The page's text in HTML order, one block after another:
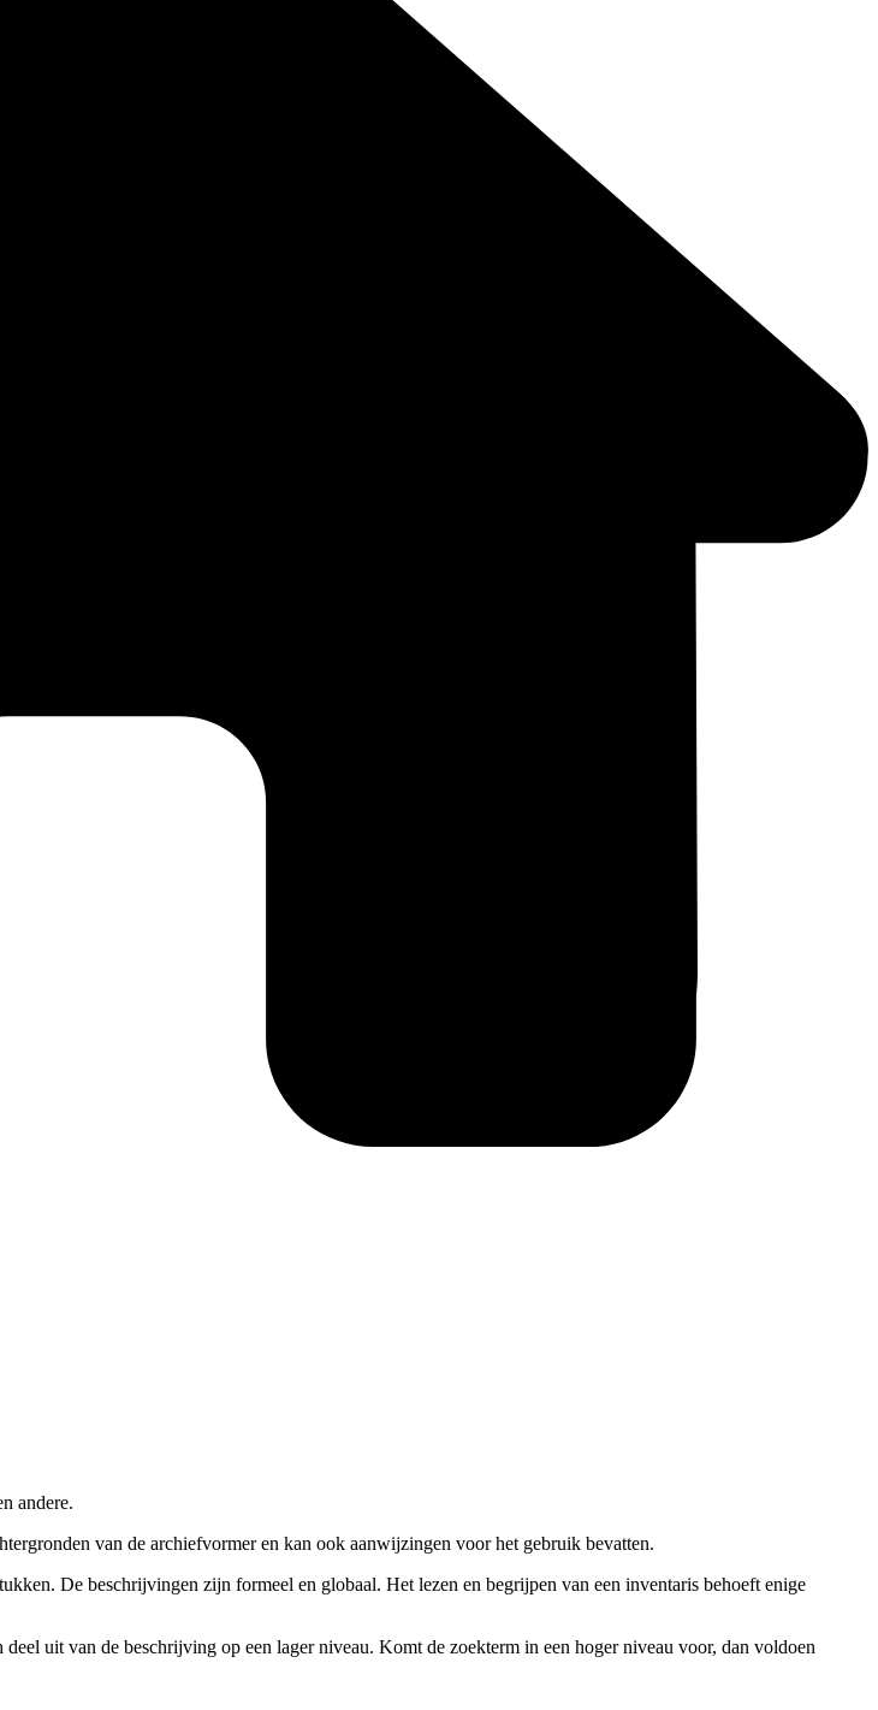
andere.
van de archiefvormer en kan ook aanwijzingen voor het gebruik bevatten.
De beschrijvingen zijn formeel en globaal. Het lezen en begrijpen van een inventaris behoeft enige
uit van de beschrijving op een lager niveau. Komt de zoekterm in een hoger niveau voor, dan voldoen